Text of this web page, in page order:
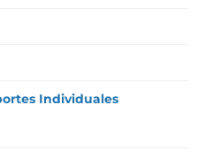
Individuales